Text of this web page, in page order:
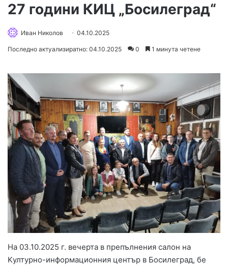
27 години КИЦ „Босилеград“
Иван Николов 04.10.2025
Последно актуализиратно: 04.10.2025 0 1 минута четене
На 03.10.2025 г. вечерта в препълнения салон на
Kултурно-информационния център в Босилеград, бе